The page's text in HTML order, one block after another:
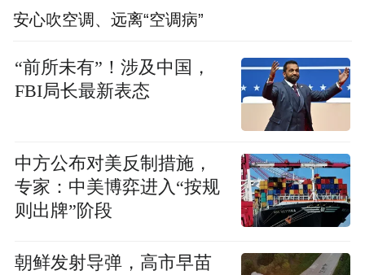
安心吹空调、远离“空调病”
“前所未有”！涉及中国，
FBI局长最新表态
中方公布对美反制措施，
专家：中美博弈进入“按规
则出牌”阶段
朝鲜发射导弹，高市早苗